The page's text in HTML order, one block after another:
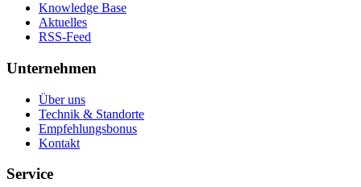
Knowledge Base
Aktuelles
RSS-Feed
Unternehmen
Über uns
Technik & Standorte
Empfehlungsbonus
Kontakt
Service